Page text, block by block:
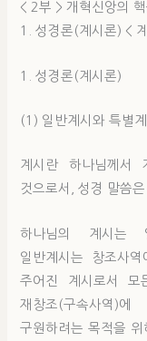
< 2부 > 개혁신앙의
1. 성경론(계시론) <
1. 성경론(계시론)
(1) 일반계시와 특별계
계시란 하나님께서
것으로서, 성경 말씀
하나님의 계시는
일반계시는 창조사
주어진 계시로서 모
재창조(구속사역)
구원하려는 목적을